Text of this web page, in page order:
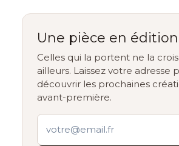
Une pièce en
Celles qui la portent ne la
ailleurs. Laissez votre adresse
découvrir les prochaines
avant-première.